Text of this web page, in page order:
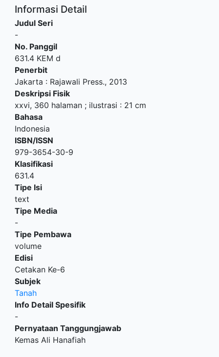
Informasi Detail
Judul Seri
-
No. Panggil
631.4 KEM d
Penerbit
Jakarta : Rajawali Press., 2013
Deskripsi Fisik
xxvi, 360 halaman ; ilustrasi : 21 cm
Bahasa
Indonesia
ISBN/ISSN
979-3654-30-9
Klasifikasi
631.4
Tipe Isi
text
Tipe Media
-
Tipe Pembawa
volume
Edisi
Cetakan Ke-6
Subjek
Tanah
Info Detail Spesifik
-
Pernyataan Tanggungjawab
Kemas Ali Hanafiah